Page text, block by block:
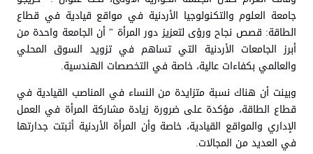
جامعة العلوم والتكنولوجيا الأردنية في مواقع قيادية في قطاع
الطاقة: قصص نجاح ورؤى لتعزيز دور المرأة " أن الجامعة واحدة من
أبرز الجامعات الأردنية التي تساهم في تزويد السوق المحلي
والعالمي بكفاءات عالية، خاصة في التخصصات الهندسية.
وبينت أن هناك نسبة متزايدة من النساء في المناصب القيادية في
قطاع الطاقة، مؤكدة على ضرورة زيادة مشاركة المرأة في العمل
الإداري والمواقع القيادية، خاصة وأن المرأة الأردنية أثبتت جدارتها
في العديد من المجالات.